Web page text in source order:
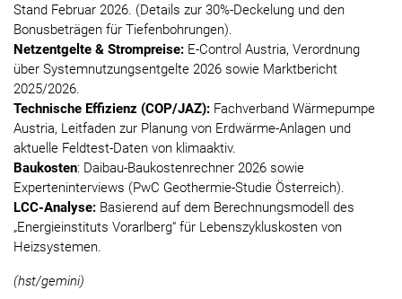
Stand Februar 2026. (Details zur 30%-Deckelung und den
Bonusbeträgen für Tiefenbohrungen).
Netzentgelte & Strompreise: E-Control Austria, Verordnung
über Systemnutzungsentgelte 2026 sowie Marktbericht
2025/2026.
Technische Effizienz (COP/JAZ): Fachverband Wärmepumpe
Austria, Leitfaden zur Planung von Erdwärme-Anlagen und
aktuelle Feldtest-Daten von klimaaktiv.
Baukosten: Daibau-Baukostenrechner 2026 sowie
Experteninterviews (PwC Geothermie-Studie Österreich).
LCC-Analyse: Basierend auf dem Berechnungsmodell des
„Energieinstituts Vorarlberg“ für Lebenszykluskosten von
Heizsystemen.
(hst/gemini)